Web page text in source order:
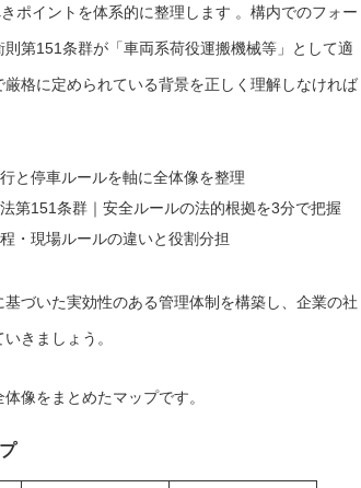
ポイントを体系的に整理します 。構内でのフォー
第151条群が「車両系荷役運搬機械等」として適
格に定められている背景を正しく理解しなければ
と停車ルールを軸に全体像を整理
第151条群｜安全ルールの法的根拠を3分で把握
・現場ルールの違いと役割分担
づいた実効性のある管理体制を構築し、企業の社
きましょう。
像をまとめたマップです。